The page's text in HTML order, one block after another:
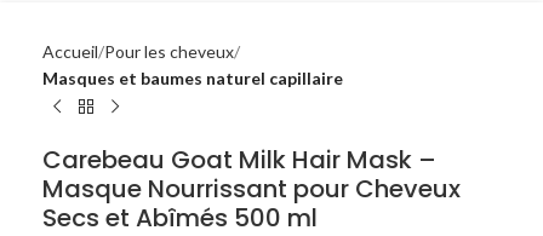
Accueil Pour les cheveux
Masques et baumes naturel capillaire
Carebeau Goat Milk Hair Mask –
Masque Nourrissant pour Cheveux
Secs et Abîmés 500 ml